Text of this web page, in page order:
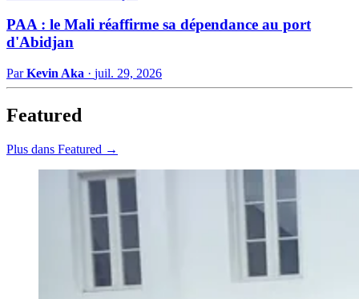
PAA : le Mali réaffirme sa dépendance au port
d'Abidjan
ParKevin Aka · juil. 29, 2026
Featured
Plus dans Featured →